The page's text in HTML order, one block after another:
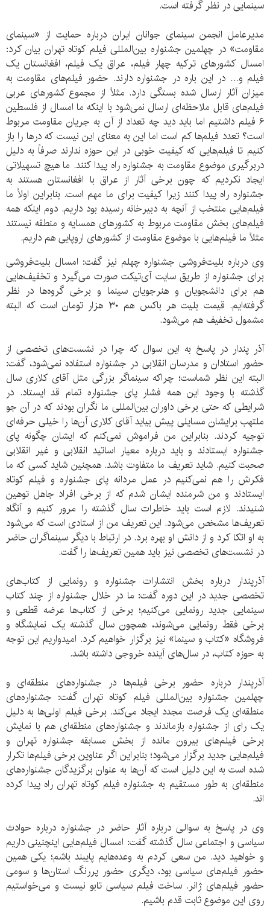
سینمایی در نظر گرفته است.
مدیرعامل انجمن سینمای جوانان ایران درباره حمایت از «سینمای
مقاومت» در چهلمین جشنواره بین‌المللی فیلم کوتاه تهران بیان کرد:
امسال کشورهای ترکیه چهار فیلم، عراق یک فیلم، افغانستان یک
فیلم و… در این باره در جشنواره دارند. حضور فیلم‌های مقاومت به
میزان آثار ارسال شده بستگی دارد. مثلاً از مجموع کشورهای عربی
فیلم‌های قابل ملاحظه‌ای ارسال نمی‌شود با اینکه ما امسال از فلسطین
۶ فیلم داشتیم اما باید دید چه تعداد از آن به جریان مقاومت مربوط
است؟ تعدد فیلم‌ها کم است اما این به معنای این نیست که درها را باز
کنیم تا فیلم‌هایی که کیفیت خوبی در این حوزه ندارند صرفاً به دلیل
دربرگیری موضوع مقاومت به جشنواره راه پیدا کنند. ما هیچ تسهیلاتی
ایجاد نکردیم که چون برخی آثار از عراق با افغانستان هستند به
جشنواره راه پیدا کنند زیرا کیفیت برای ما مهم است. بنابراین اولاً ما
فیلم‌هایی منتخب از آنچه به دبیرخانه رسیده بود داریم. دوم اینکه همه
فیلم‌های بخش مقاومت مربوط به کشورهای همسایه و منطقه نیستند
مثلاً ما فیلم‌هایی با موضوع مقاومت از کشورهای اروپایی هم داریم.
وی درباره بلیت‌فروشی جشنواره چهلم نیز گفت: امسال بلیت‌فروشی
برای جشنواره از طریق سایت آی‌تیکت صورت می‌گیرد و تخفیف‌هایی
هم برای دانشجویان و هنرجویان سینما و برخی گروه‌ها در نظر
گرفته‌ایم. قیمت بلیت هر باکس هم ۳۰ هزار تومان است که البته
مشمول تخفیف هم می‌شود.
آذر پندار در پاسخ به این سوال که چرا در نشست‌های تخصصی از
حضور استادان و مدرسان انقلابی در جشنواره استفاده نمی‌شود، گفت:
البته این نظر شماست؛ چراکه سینماگر بزرگی مثل آقای کلاری سال
گذشته با وجود این همه فشار پای جشنواره تمام قد ایستاد. در
شرایطی که حتی برخی داوران بین‌المللی ما نگران بودند که در آن جو
ملتهب برایشان مسایلی پیش بیاید آقای کلاری آن‌ها را خیلی حرفه‌ای
توجیه کردند. بنابراین من فراموش نمی‌کنم که ایشان چگونه پای
جشنواره ایستادند و باید درباره معیار اساتید انقلابی و غیر انقلابی
صحبت کنیم. شاید تعریف ما متفاوت باشد. همچنین شاید کسی که ما
فکرش را هم نمی‌کنیم در عمل مردانه پای جشنواره و فیلم کوتاه
ایستادند و من شرمنده ایشان شدم که از برخی افراد جاهل توهین
شنیدند. لازم است باید خاطرات سال گذشته را مرور کنیم و آنگاه
تعریف‌ها مشخص می‌شود. این تعریف من از استادی است که می‌شود
به او اتکا کرد و از دانش او بهره برد. در ارتباط با دیگر سینماگران حاضر
در نشست‌های تخصصی نیز باید همین تعریف‌ها را گفت.
آذرپندار درباره بخش انتشارات جشنواره و رونمایی از کتاب‌های
تخصصی جدید در این دوره گفت: ما در خلال جشنواره از چند کتاب
سینمایی جدید رونمایی می‌کنیم؛ برخی از کتاب‌ها عرضه قطعی و
برخی فقط رونمایی می‌شوند، همچون سال گذشته یک نمایشگاه و
فروشگاه «کتاب و سینما» نیز برگزار خواهیم کرد. امیدواریم این توجه
به حوزه کتاب، در سال‌های آینده خروجی داشته باشد.
آذرپندار درباره حضور برخی فیلم‌ها در جشنواره‌های منطقه‌ای و
چهلمین جشنواره بین‌المللی فیلم کوتاه تهران گفت: جشنواره‌های
منطقه‌ای یک فرصت مجدد ایجاد می‌کند. برخی فیلم اولی‌ها به دلیل
یک رای از جشنواره بازماندند و جشنواره‌های منطقه‌ای هم با نمایش
برخی فیلم‌های بیرون مانده از بخش مسابقه جشنواره تهران و
فیلم‌هایی جدید برگزار می‌شود؛ بنابراین اگر عناوین برخی فیلم‌ها تکرار
شده است به این دلیل است که آن‌ها به عنوان برگزیدگان جشنواره‌های
منطقه‌ای به طور مستقیم به جشنواره فیلم کوتاه تهران راه پیدا کرده
اند.
وی در پاسخ به سوالی درباره آثار حاضر در جشنواره درباره حوادث
سیاسی و اجتماعی سال گذشته گفت: امسال فیلم‌هایی اینچنینی داریم
و خواهید دید. من سعی کردم به وعده‌هایم پایبند باشم؛ یکی همین
حضور فیلم‌های سیاسی بود، دیگری حضور پررنگ استان‌ها و سومی
حضور فیلم‌های ژانر. ساخت فیلم سیاسی تابو نیست و می‌خواستیم
روی این موضوع ثابت قدم باشیم.